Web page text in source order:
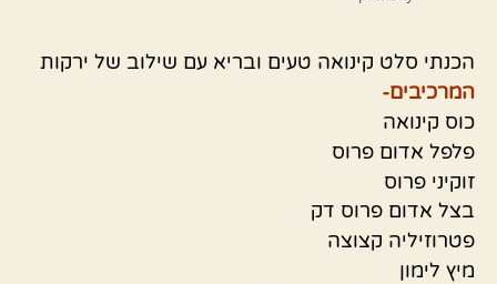
הכנתי סלט קינואה טעים ובריא עם שילוב של ירקות
המרכיבים-
כוס קינואה
פלפל אדום פרוס
זוקיני פרוס
בצל אדום פרוס דק
פטרוזיליה קצוצה
מיץ לימון